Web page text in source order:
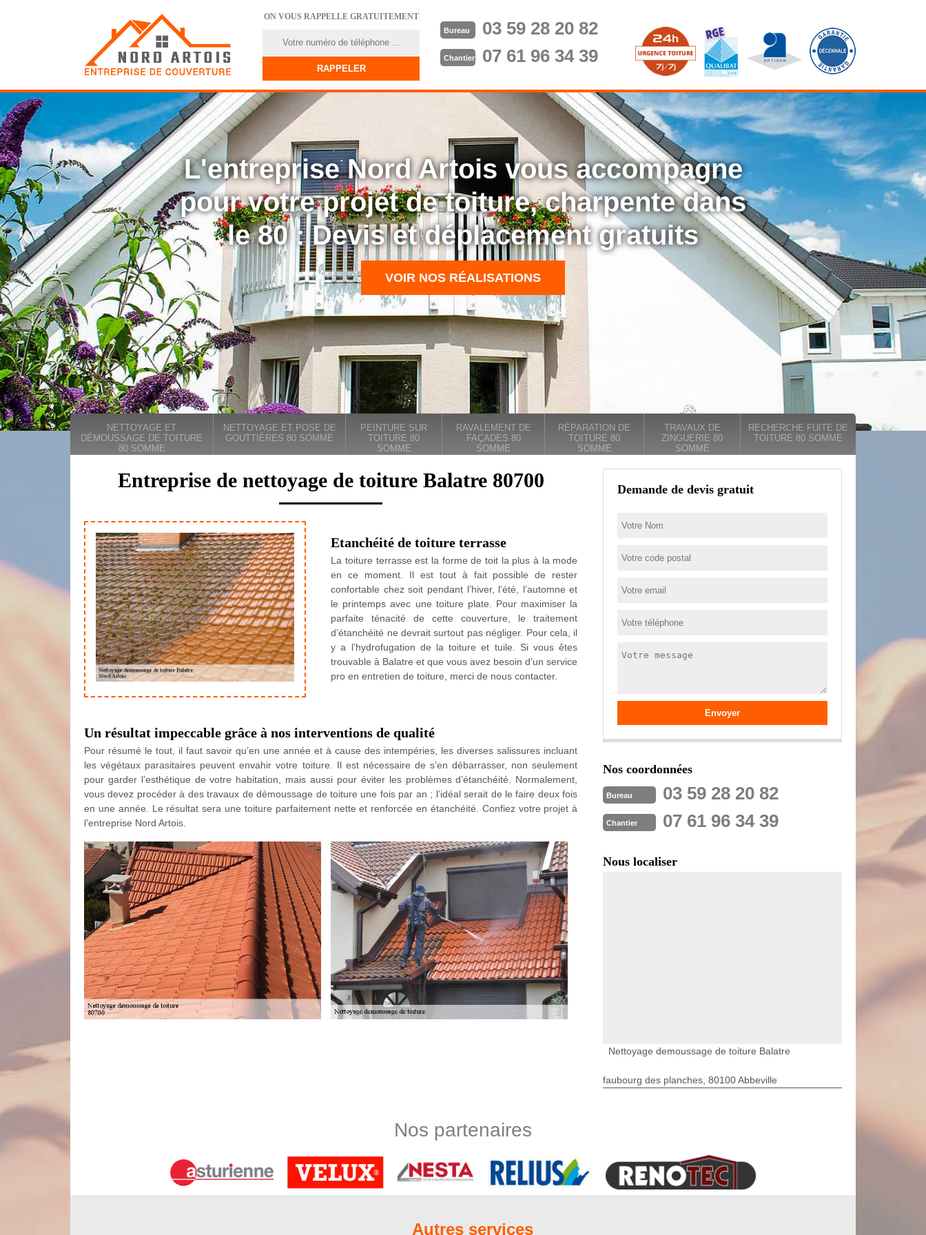
ON VOUS RAPPELLE GRATUITEMENT
Bureau 03 59 28 20 82
Chantier 07 61 96 34 39
L'entreprise Nord Artois vous accompagne
pour votre projet de toiture, charpente dans
le 80 : Devis et déplacement gratuits
VOIR NOS RÉALISATIONS
NETTOYAGE ET
DÉMOUSSAGE DE TOITURE
80 SOMME
NETTOYAGE ET POSE DE
GOUTTIÈRES 80 SOMME
PEINTURE SUR
TOITURE 80
SOMME
RAVALEMENT DE
FAÇADES 80
SOMME
RÉPARATION DE
TOITURE 80
SOMME
TRAVAUX DE
ZINGUERIE 80
SOMME
RECHERCHE FUITE DE
TOITURE 80 SOMME
Entreprise de nettoyage de toiture Balatre 80700
Etanchéité de toiture terrasse
La toiture terrasse est la forme de toit la plus à la mode
en ce moment. Il est tout à fait possible de rester
confortable chez soit pendant l’hiver, l’été, l’automne et
le printemps avec une toiture plate. Pour maximiser la
parfaite ténacité de cette couverture, le traitement
d’étanchéité ne devrait surtout pas négliger. Pour cela, il
y a l’hydrofugation de la toiture et tuile. Si vous êtes
trouvable à Balatre et que vous avez besoin d’un service
pro en entretien de toiture, merci de nous contacter.
Un résultat impeccable grâce à nos interventions de qualité
Pour résumé le tout, il faut savoir qu’en une année et à cause des intempéries, les diverses salissures incluant
les végétaux parasitaires peuvent envahir votre toiture. Il est nécessaire de s’en débarrasser, non seulement
pour garder l’esthétique de votre habitation, mais aussi pour éviter les problèmes d’étanchéité. Normalement,
vous devez procéder à des travaux de démoussage de toiture une fois par an ; l’idéal serait de le faire deux fois
en une année. Le résultat sera une toiture parfaitement nette et renforcée en étanchéité. Confiez votre projet à
l’entreprise Nord Artois.
La toiture est un élément très indispensable pour rendre viable durablement une fondation. C’est un matériel qui
protège les occupants de la maison contre les attaques de la météo tout au long de l’année. Nettoyer une toiture
Demande de devis gratuit
Nos coordonnées
Bureau 03 59 28 20 82
Chantier 07 61 96 34 39
Nous localiser
Nettoyage demoussage de toiture Balatre
faubourg des planches, 80100 Abbeville
Nos partenaires
Autres services